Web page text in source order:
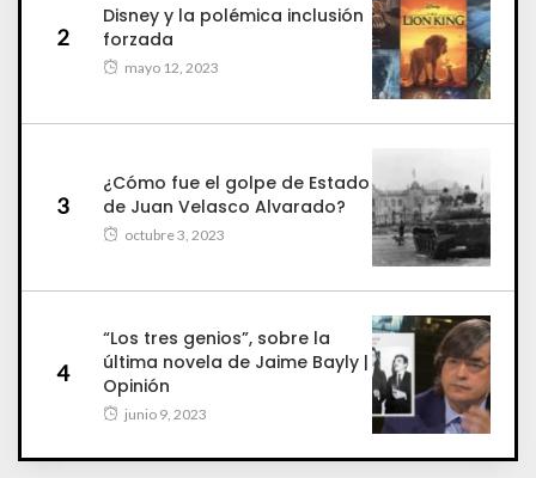
2
Disney y la polémica inclusión
forzada
mayo 12, 2023
3
¿Cómo fue el golpe de Estado
de Juan Velasco Alvarado?
octubre 3, 2023
4
“Los tres genios”, sobre la
última novela de Jaime Bayly |
Opinión
junio 9, 2023